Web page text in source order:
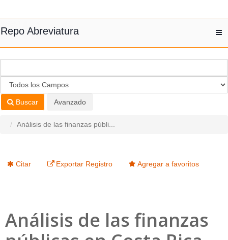
Repo Abreviatura
Buscar Avanzado
Análisis de las finanzas públi...
Citar Exportar Registro Agregar a favoritos
Análisis de las finanzas